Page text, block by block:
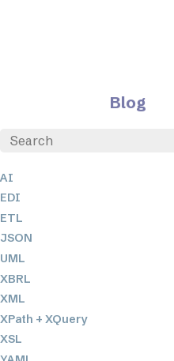
Blog
AI
EDI
ETL
JSON
UML
XBRL
XML
XPath + XQuery
XSL